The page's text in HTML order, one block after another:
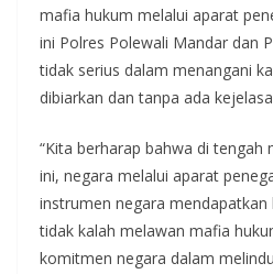
mafia hukum melalui aparat
ini Polres Polewali Mandar dan
tidak serius dalam menangani
dibiarkan dan tanpa ada
“Kita berharap bahwa di
ini, negara melalui aparat
instrumen negara
tidak kalah melawan mafia
komitmen negara dalam